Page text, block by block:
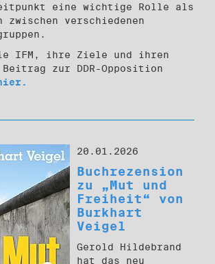
eine wichtige Rolle als
verschiedenen
IFM, ihre Ziele und ihren
Beitrag zur DDR-Opposition
20.01.2026
Buchrezension
zu „Mut und
Freiheit“ von
Burkhart
Veigel
Gerold Hildebrand
hat das neu